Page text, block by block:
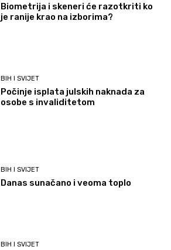
Biometrija i skeneri će razotkriti ko
je ranije krao na izborima?
BIH I SVIJET
Počinje isplata julskih naknada za
osobe s invaliditetom
BIH I SVIJET
Danas sunačano i veoma toplo
BIH I SVIJET